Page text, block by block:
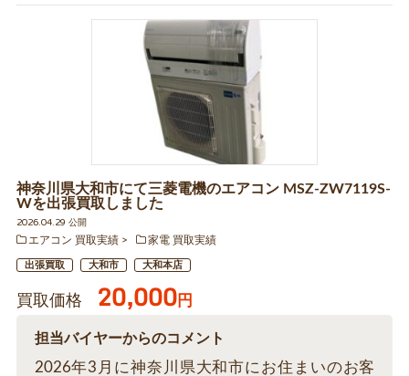
神奈川県大和市にて三菱電機のエアコン MSZ-ZW7119S-
Wを出張買取しました
2026.04.29 公開
エアコン 買取実績
家電 買取実績
出張買取 大和市 大和本店
買取価格 20,000円
担当バイヤーからのコメント
2026年3月に神奈川県大和市にお住まいのお客